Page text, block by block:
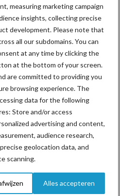
measuring marketing campaign
insights, collecting precise
development. Please note that
all our subdomains. You can
at any time by clicking the
at the bottom of your screen.
are committed to providing you
browsing experience. The
data for the following
Store and/or access
advertising and content,
audience research,
geolocation data, and
scanning.
Alles accepteren
ziet volume en
groeien in
Nederlandse
Fokkerij
Voerhekken